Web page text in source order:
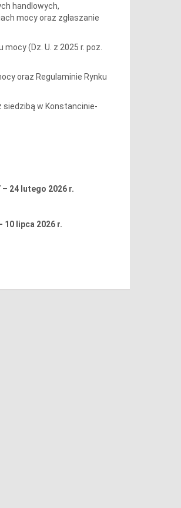
handlowych,
mocy oraz zgłaszanie
(Dz. U. z 2025 r. poz.
oraz Regulaminie Rynku
siedzibą w Konstancinie-
– 24 lutego 2026 r.
10 lipca 2026 r.